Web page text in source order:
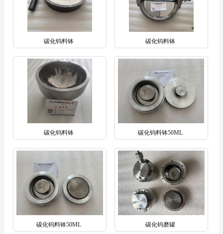
碳化钨料钵 碳化钨料钵
碳化钨料钵 碳化钨料钵50ML
碳化钨料钵50ML 碳化钨磨罐